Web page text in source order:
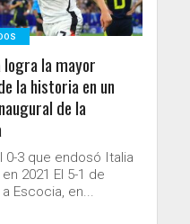
logra la mayor
la historia en un
de la
0-3 que endosó Italia
2021 El 5-1 de
Escocia, en...